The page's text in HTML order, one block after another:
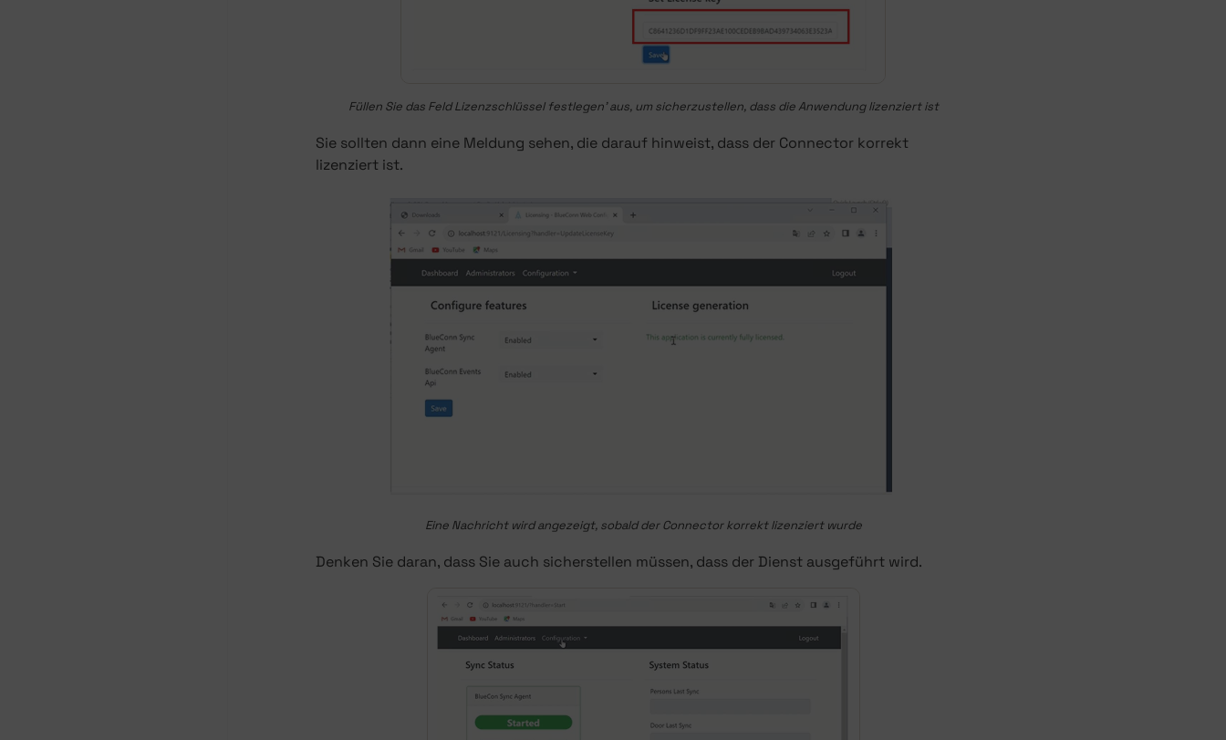
Füllen Sie das Feld Lizenzschlüssel festlegen' aus, um sicherzustellen, dass die Anwendung lizenziert ist
Sie sollten dann eine Meldung sehen, die darauf hinweist, dass der Connector korrekt
lizenziert ist.
Eine Nachricht wird angezeigt, sobald der Connector korrekt lizenziert wurde
Denken Sie daran, dass Sie auch sicherstellen müssen, dass der Dienst ausgeführt wird.